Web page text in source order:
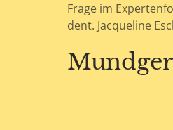
Frage im
dent. Jacqueline